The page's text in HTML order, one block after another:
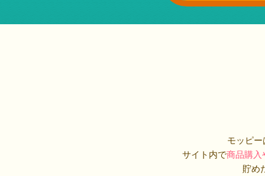
モッピ
サイト内で商品購入
貯め